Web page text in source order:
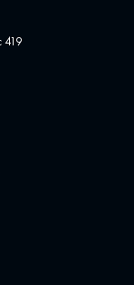
​419